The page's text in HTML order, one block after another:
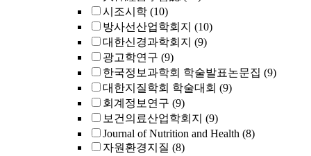
시조시학 (10)
방사선산업학회지 (10)
대한신경과학회지 (9)
광고학연구 (9)
한국정보과학회 학술발표논문집 (9)
대한지질학회 학술대회 (9)
회계정보연구 (9)
보건의료산업학회지 (9)
Journal of Nutrition and Health (8)
자원환경지질 (8)